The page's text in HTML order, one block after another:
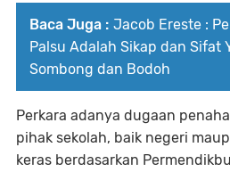
Baca Juga : Jacob Ereste :
Palsu Adalah Sikap dan Sifat
Sombong dan Bodoh
Perkara adanya dugaan
pihak sekolah, baik negeri
keras berdasarkan